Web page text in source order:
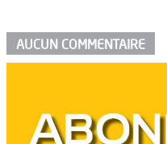
AUCUN COMMENTAIRE